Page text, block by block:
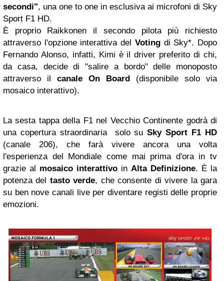
secondi", una one to one in esclusiva ai microfoni di Sky
Sport F1 HD.
È proprio Raikkonen il secondo pilota più richiesto
attraverso l'opzione interattiva del Voting di Sky*. Dopo
Fernando Alonso, infatti, Kimi è il driver preferito di chi,
da casa, decide di "salire a bordo" delle monoposto
attraverso il canale On Board (disponibile solo via
mosaico interattivo).
La sesta tappa della F1 nel Vecchio Continente godrà di
una copertura straordinaria solo suSky Sport F1 HD
(canale 206), che farà vivere ancora una volta
l'esperienza del Mondiale come mai prima d'ora in tv
grazie al mosaico interattivo in Alta Definizione. È la
potenza del tasto verde, che consente di vivere la gara
su ben nove canali live per diventare registi delle proprie
emozioni.